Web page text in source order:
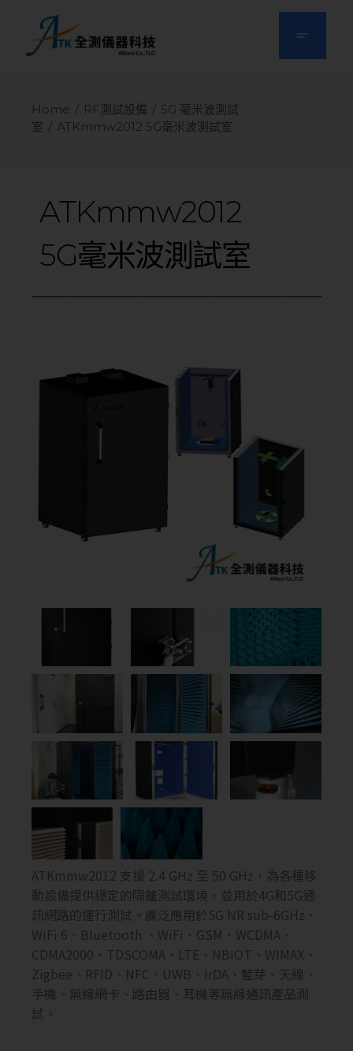
Home RF測試設備
5G 毫米波測試
室
ATKmmw2012 5G毫米波測試室
ATKmmw2012
5G毫米波測試室
ATKmmw2012 支援 2.4 GHz 至 50 GHz，為各種移
動設備提供穩定的隔離測試環境，並用於4G和5G通
訊網路的運行測試。廣泛應用於5G NR sub-6GHz、
WiFi 6、Bluetooth 、WiFi、GSM、WCDMA、
CDMA2000、TDSCOMA、LTE、NBIOT、WIMAX、
Zigbee、RFID、NFC、UWB、IrDA、藍芽、天線、
手機、無線網卡、路由器、耳機等無線通訊產品測
試。